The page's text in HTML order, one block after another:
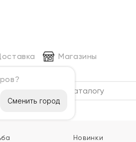
Сменить город
Магазины
Новинки